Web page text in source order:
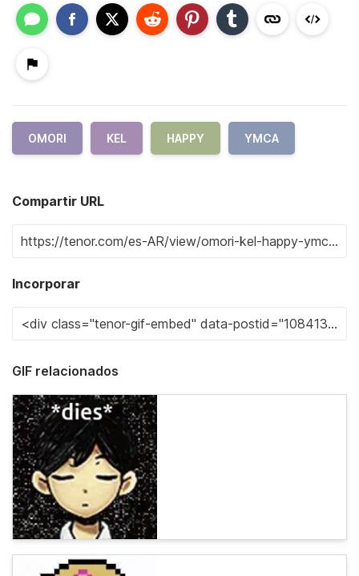
OMORI KEL HAPPY YMCA
Compartir URL
Incorporar
GIF relacionados